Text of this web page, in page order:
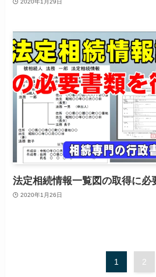
2020年1月29日
法定相続情報一覧図の取得に必
2020年1月26日
1 2